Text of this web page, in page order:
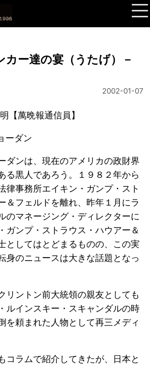
カー達の宴（うたげ）－
2002-01-07
【萬晩報通信員】
ーダン
ダンは、現在のアメリカの政財界
る黒人であろう。１９８２年から
律事務所エイキン・ガンプ・スト
＆フェルドを離れ、昨年１月にラ
のマネージング・ディレクターに
ガンプ・ストラウス・ハウアー＆
としてはとどまるものの、この実
身のニュースは大きな話題となっ
リントン前大統領の親友としても
ルインスキー・スキャンダルの時
を頼まれた人物として再三メディ
コラムで紹介してきたが、日本と